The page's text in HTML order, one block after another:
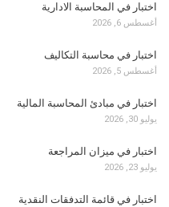
اختبار في المحاسبة الادارية
أغسطس 6, 2026
اختبار في محاسبة التكاليف
أغسطس 5, 2026
اختبار في مبادئ المحاسبة المالية
يوليو 30, 2026
اختبار في ميزان المراجعة
يوليو 23, 2026
اختبار في قائمة التدفقات النقدية